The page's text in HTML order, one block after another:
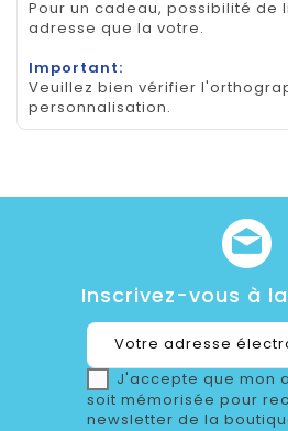
Pour un cadeau, possibilité de
adresse que la votre.
Important:
Veuillez bien vérifier
personnalisation.
Inscrivez-vous à
J'accepte que mon
soit mémorisée pour
newsletter de la